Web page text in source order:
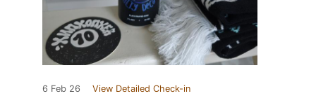
6 Feb 26 View Detailed Check-in